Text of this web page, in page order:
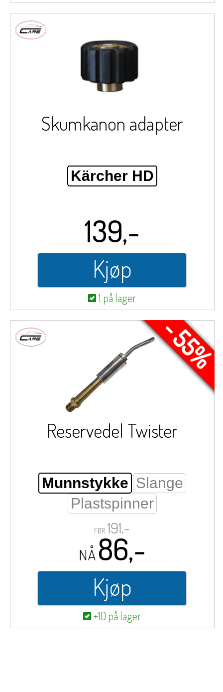
Skumkanon adapter
Kärcher HD
139,-
Kjøp
1 på lager
- 55%
Reservedel Twister
Munnstykke Slange
Plastspinner
FØR 191,-
NÅ86,-
Kjøp
+10 på lager